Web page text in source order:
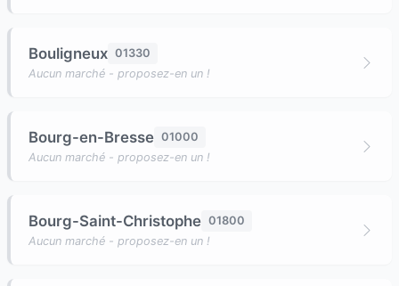
Bouligneux 01330
Aucun marché - proposez-en un !
Bourg-en-Bresse 01000
Aucun marché - proposez-en un !
Bourg-Saint-Christophe 01800
Aucun marché - proposez-en un !